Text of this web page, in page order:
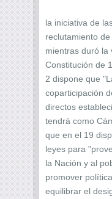
la iniciativa de
reclutamiento
mientras duró la
Constitución de
2 dispone que
coparticipación
directos
tendrá como
que en el 19
leyes para
la Nación y al
promover
equilibrar el